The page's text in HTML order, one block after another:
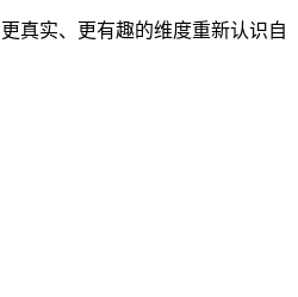
真实、更有趣的维度重新认识自